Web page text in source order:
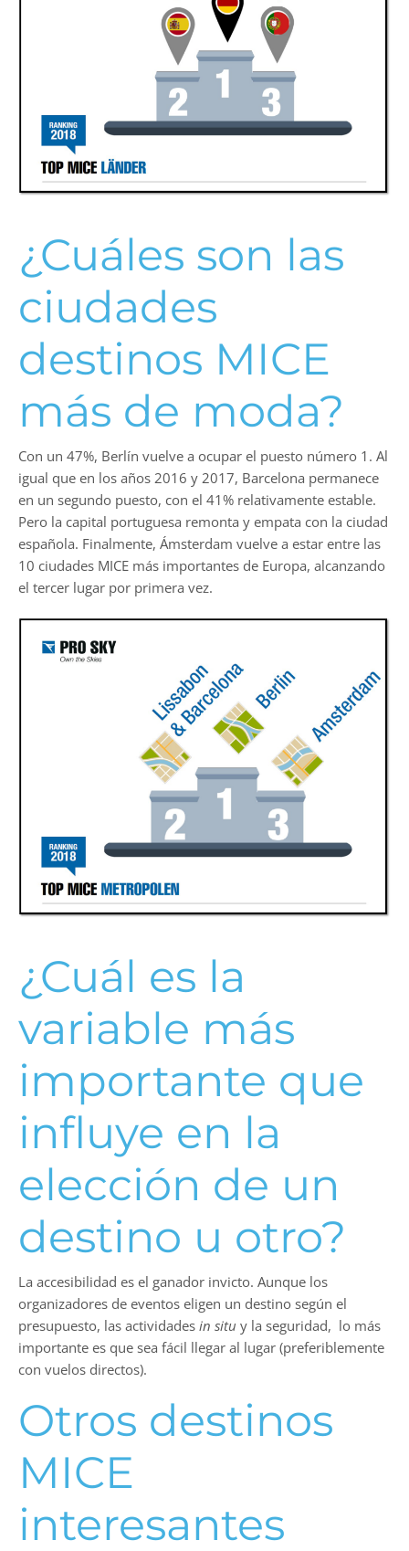
¿Cuáles son las
ciudades
destinos MICE
más de moda?
Con un 47%, Berlín vuelve a ocupar el puesto número 1. Al
igual que en los años 2016 y 2017, Barcelona permanece
en un segundo puesto, ​​con el 41% relativamente estable.
Pero la capital portuguesa remonta y empata con la ciudad
española. Finalmente, Ámsterdam vuelve a estar entre las
10 ciudades MICE más importantes de Europa, alcanzando
el tercer lugar por primera vez.
¿Cuál es la
variable más
importante que
influye en la
elección de un
destino u otro?
La accesibilidad es el ganador invicto. Aunque los
organizadores de eventos eligen un destino según el
presupuesto, las actividades in situ y la seguridad, lo más
importante es que sea fácil llegar al lugar (preferiblemente
con vuelos directos).
Otros destinos
MICE
interesantes